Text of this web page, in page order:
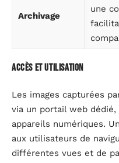
Archivage
une
Accès et utilisation
Les images capturées
via un portail web
appareils numériques.
aux utilisateurs de
différentes vues et de